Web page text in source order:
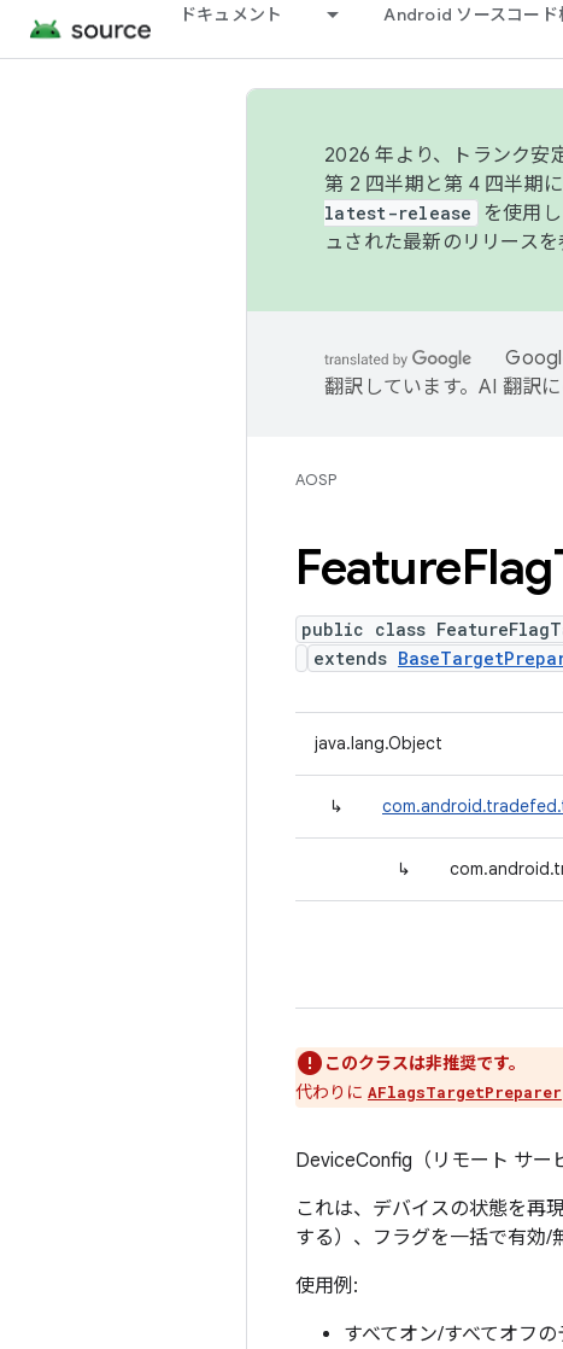
ドキュメント Android ソースコード
2026 年より、トランク安
第 2 四半期と第 4 四半期
latest-release
を使用し
ュされた最新のリリースを
翻訳しています。AI 翻訳
AOSP
FeatureFlag
public class
extends
java.lang.Object
↳
↳
このクラスは非推奨です。
代わりに AFlagsTargetPreparer
DeviceConfig（リモート サー
これは、デバイスの状態を再
する）、フラグを一括で有効/
使用例:
すべてオン/すべてオフ